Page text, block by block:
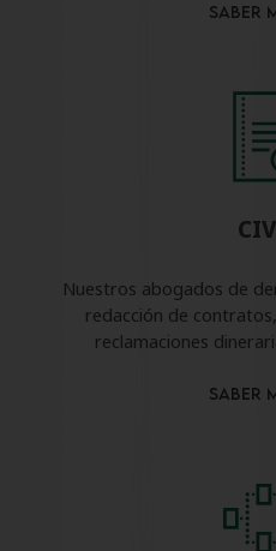
SABER
Nuestros abogados de
redacción de
reclamaciones
SABER